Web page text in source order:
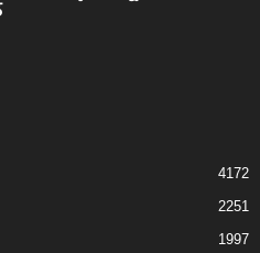
4172
2251
1997